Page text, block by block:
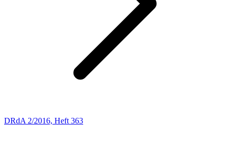
DRdA 2/2016, Heft 363